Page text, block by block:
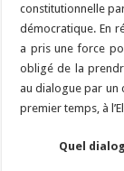
constitutionnelle
démocratique. En
a pris une force
obligé de la
au dialogue par un
premier temps, à
Quel